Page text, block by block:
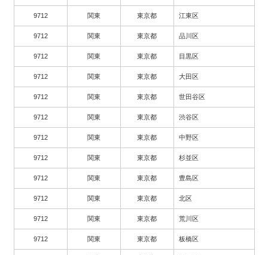
9712 関東 東京都 江東区
9712 関東 東京都 品川区
9712 関東 東京都 目黒区
9712 関東 東京都 大田区
9712 関東 東京都 世田谷区
9712 関東 東京都 渋谷区
9712 関東 東京都 中野区
9712 関東 東京都 杉並区
9712 関東 東京都 豊島区
9712 関東 東京都 北区
9712 関東 東京都 荒川区
9712 関東 東京都 板橋区